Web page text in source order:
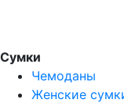
Сумки
Чемоданы
Женские